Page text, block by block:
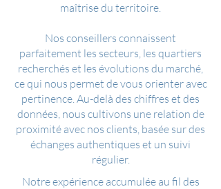
maîtrise du territoire.
Nos conseillers connaissent
parfaitement les secteurs, les quartiers
recherchés et les évolutions du marché,
ce qui nous permet de vous orienter avec
pertinence. Au-delà des chiffres et des
données, nous cultivons une relation de
proximité avec nos clients, basée sur des
échanges authentiques et un suivi
régulier.
Notre expérience accumulée au fil des